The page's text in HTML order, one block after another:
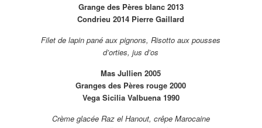
Grange des Pères blanc 2013
Condrieu 2014 Pierre Gaillard
Filet de lapin pané aux pignons, Risotto aux pousses
d’orties, jus d’os
Mas Jullien 2005
Granges des Pères rouge 2000
Vega Sicilia Valbuena 1990
Crème glacée Raz el Hanout, crêpe Marocaine